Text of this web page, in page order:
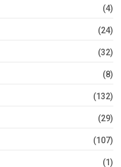
(4)
(24)
(32)
(8)
(132)
(29)
(107)
(1)